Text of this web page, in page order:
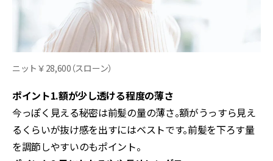
ニット￥28,600（スローン）
ポイント1.額が少し透ける程度の薄さ
今っぽく見える秘密は前髪の量の薄さ。額がうっすら見え
るくらいが抜け感を出すにはベストです。前髪を下ろす量
を調節しやすいのもポイント。